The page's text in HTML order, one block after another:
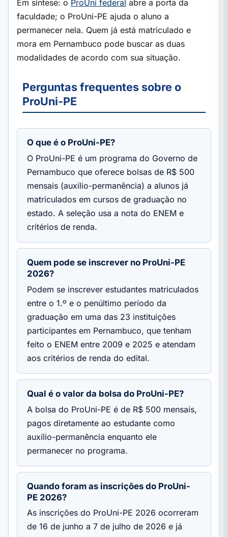
Em síntese: o ProUni federal abre a porta da
faculdade; o ProUni-PE ajuda o aluno a
permanecer nela. Quem já está matriculado e
mora em Pernambuco pode buscar as duas
modalidades de acordo com sua situação.
Perguntas frequentes sobre o
ProUni-PE
O que é o ProUni-PE?
O ProUni-PE é um programa do Governo de
Pernambuco que oferece bolsas de R$ 500
mensais (auxílio-permanência) a alunos já
matriculados em cursos de graduação no
estado. A seleção usa a nota do ENEM e
critérios de renda.
Quem pode se inscrever no ProUni-PE
2026?
Podem se inscrever estudantes matriculados
entre o 1.º e o penúltimo período da
graduação em uma das 23 instituições
participantes em Pernambuco, que tenham
feito o ENEM entre 2009 e 2025 e atendam
aos critérios de renda do edital.
Qual é o valor da bolsa do ProUni-PE?
A bolsa do ProUni-PE é de R$ 500 mensais,
pagos diretamente ao estudante como
auxílio-permanência enquanto ele
permanecer no programa.
Quando foram as inscrições do ProUni-
PE 2026?
As inscrições do ProUni-PE 2026 ocorreram
de 16 de junho a 7 de julho de 2026 e já